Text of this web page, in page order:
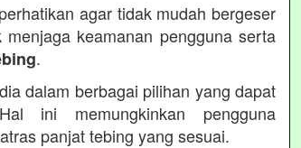
agar tidak mudah bergeser
keamanan pengguna serta
.
dalam berbagai pilihan yang dapat
ini memungkinkan pengguna
panjat tebing yang sesuai.